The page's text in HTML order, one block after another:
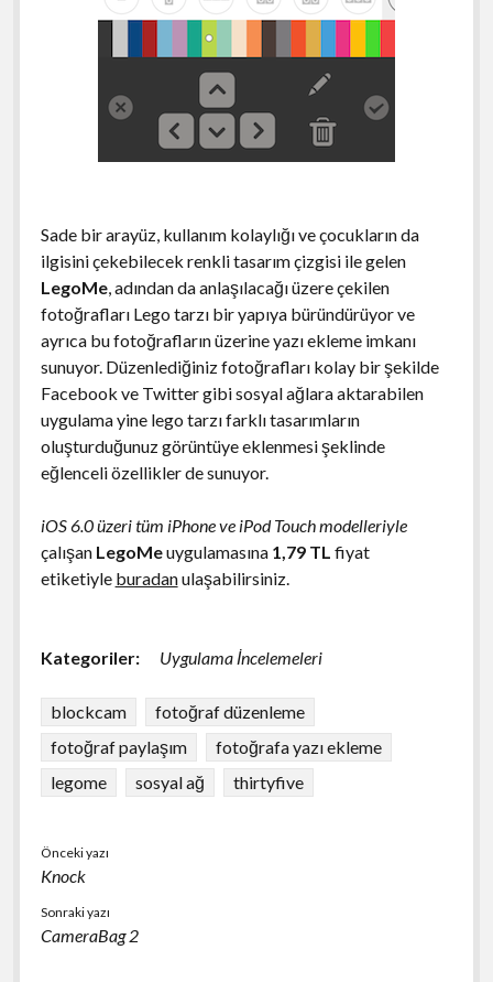
Sade bir arayüz, kullanım kolaylığı ve çocukların da
ilgisini çekebilecek renkli tasarım çizgisi ile gelen
LegoMe, adından da anlaşılacağı üzere çekilen
fotoğrafları Lego tarzı bir yapıya büründürüyor ve
ayrıca bu fotoğrafların üzerine yazı ekleme imkanı
sunuyor. Düzenlediğiniz fotoğrafları kolay bir şekilde
Facebook ve Twitter gibi sosyal ağlara aktarabilen
uygulama yine lego tarzı farklı tasarımların
oluşturduğunuz görüntüye eklenmesi şeklinde
eğlenceli özellikler de sunuyor.
iOS 6.0 üzeri tüm iPhone ve iPod Touch modelleriyle
çalışan LegoMeuygulamasına 1,79 TL fiyat
etiketiyle buradanulaşabilirsiniz.
Kategoriler: Uygulama İncelemeleri
blockcam
fotoğraf düzenleme
fotoğraf paylaşım
fotoğrafa yazı ekleme
legome
sosyal ağ thirtyfive
Önceki yazı
Knock
Sonraki yazı
CameraBag 2